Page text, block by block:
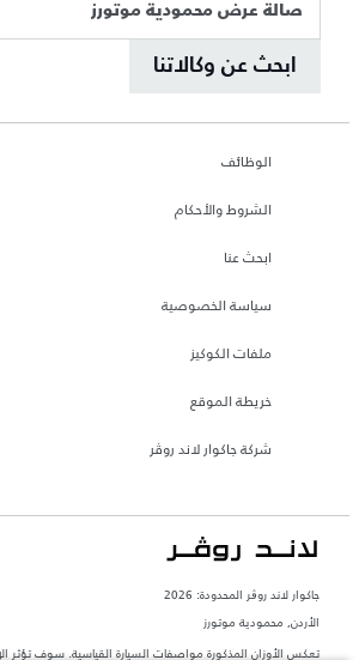
صالة عرض محمودية موتورز
ابحث عن وكالاتنا
الوظائف
الشروط والأحكام
ابحث عنا
سياسة الخصوصية
ملفات الكوكيز
خريطة الموقع
شركة جاكوار لاند روڤر
جاكوار لاند روڨر المحدودة: 2026
الأردن, محمودية موتورز
تعكس الأوزان المذكورة مواصفات السيارة القياسية. سوف تؤثر